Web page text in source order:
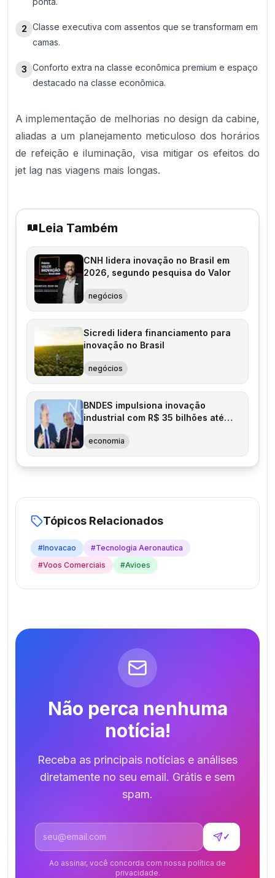
2 Classe executiva com assentos que se transformam em
camas.
3 Conforto extra na classe econômica premium e espaço
destacado na classe econômica.
A implementação de melhorias no design da cabine,
aliadas a um planejamento meticuloso dos horários
de refeição e iluminação, visa mitigar os efeitos do
jet lag nas viagens mais longas.
Leia Também
CNH lidera inovação no Brasil em
2026, segundo pesquisa do Valor
negócios
Sicredi lidera financiamento para
inovação no Brasil
negócios
BNDES impulsiona inovação
industrial com R$ 35 bilhões até
economia
Tópicos Relacionados
#Inovacao #Tecnologia Aeronautica
#Voos Comerciais #Avioes
Não perca nenhuma
notícia!
Receba as principais notícias e análises
diretamente no seu email. Grátis e sem
spam.
Endereço de email
✓
Ao assinar, você concorda com nossa política de
privacidade.